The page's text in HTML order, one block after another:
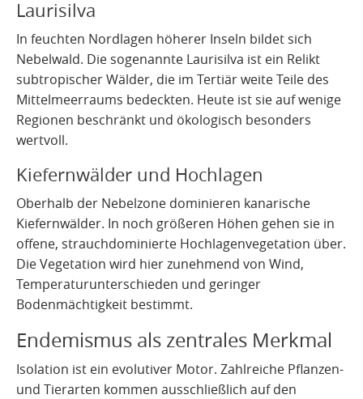
Laurisilva
In feuchten Nordlagen höherer Inseln bildet sich
Nebelwald. Die sogenannte Laurisilva ist ein Relikt
subtropischer Wälder, die im Tertiär weite Teile des
Mittelmeerraums bedeckten. Heute ist sie auf wenige
Regionen beschränkt und ökologisch besonders
wertvoll.
Kiefernwälder und Hochlagen
Oberhalb der Nebelzone dominieren kanarische
Kiefernwälder. In noch größeren Höhen gehen sie in
offene, strauchdominierte Hochlagenvegetation über.
Die Vegetation wird hier zunehmend von Wind,
Temperaturunterschieden und geringer
Bodenmächtigkeit bestimmt.
Endemismus als zentrales Merkmal
Isolation ist ein evolutiver Motor. Zahlreiche Pflanzen-
und Tierarten kommen ausschließlich auf den